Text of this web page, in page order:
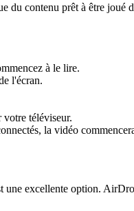
contenu prêt à être
à le lire.
l'écran.
téléviseur.
la vidéo
excellente option.